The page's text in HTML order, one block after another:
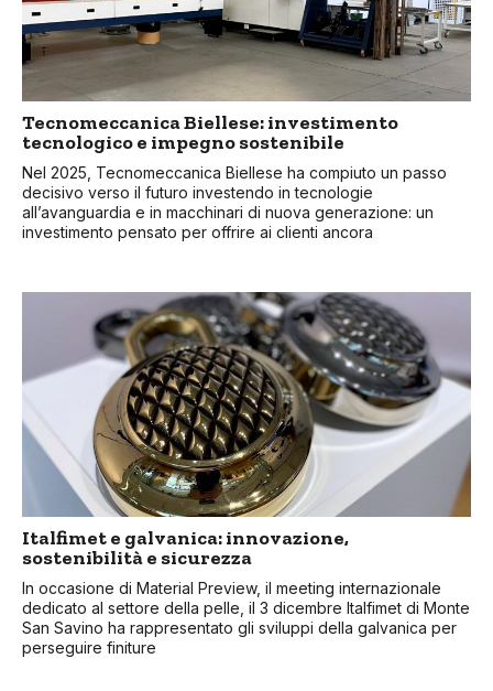
Tecnomeccanica Biellese: investimento
tecnologico e impegno sostenibile
Nel 2025, Tecnomeccanica Biellese ha compiuto un passo
decisivo verso il futuro investendo in tecnologie
all’avanguardia e in macchinari di nuova generazione: un
investimento pensato per offrire ai clienti ancora
Italfimet e galvanica: innovazione,
sostenibilità e sicurezza
In occasione di Material Preview, il meeting internazionale
dedicato al settore della pelle, il 3 dicembre Italfimet di Monte
San Savino ha rappresentato gli sviluppi della galvanica per
perseguire finiture